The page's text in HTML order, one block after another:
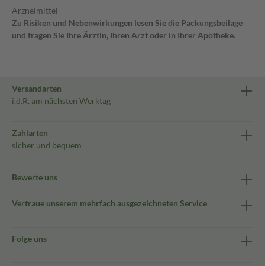
Arzneimittel
Zu Risiken und Nebenwirkungen lesen Sie die Packungsbeilage
und fragen Sie Ihre Ärztin, Ihren Arzt oder in Ihrer Apotheke.
Versandarten
i.d.R. am nächsten Werktag
Zahlarten
sicher und bequem
Bewerte uns
Vertraue unserem mehrfach ausgezeichneten Service
Folge uns